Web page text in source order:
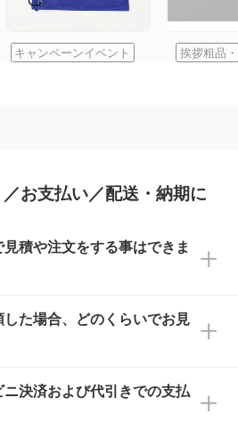
キャンペーンイベント 挨拶粗品
お支払い／配送・納期に
積や注文をする事はできま
文フォームにて『ゲストの
らお進みのうえ、ご依頼く
た場合、どのくらいでお見
にお送りしております。混
お時間をいただくこともご
決済および代引きでの支払